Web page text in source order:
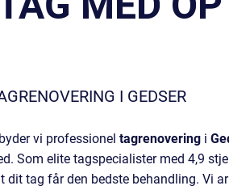
I GEDSER
vi professionel tagrenovering i
Som elite tagspecialister med 4,9
dit tag får den bedste behandling. Vi